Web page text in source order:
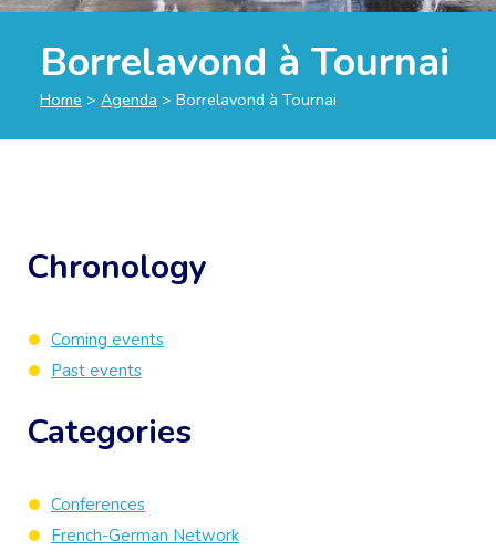
Borrelavond à Tournai
Home > Agenda > Borrelavond à Tournai
Chronology
Coming events
Past events
Categories
Conferences
French-German Network